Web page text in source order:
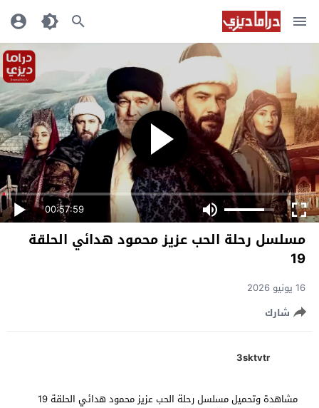
00:57:59
مسلسل رحلة الحب عزيز محمود هدائي الحلقة
19
16 يونيو 2026
شارك
3sktvtr
مشاهدة وتحميل مسلسل رحلة الحب عزيز محمود هدائي الحلقة 19